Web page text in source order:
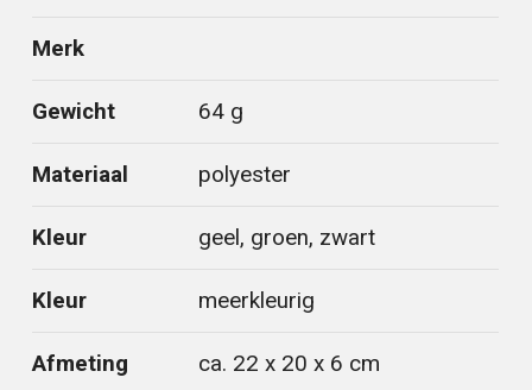
Merk
Gewicht 64 g
Materiaal polyester
Kleur geel, groen, zwart
Kleur meerkleurig
Afmeting ca. 22 x 20 x 6 cm